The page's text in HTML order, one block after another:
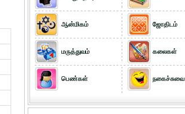
ஆன்மிகம்
மருத்துவம்
பெண்கள்
ஜோதிடம்
கலைகள்
நகைச்சுவை